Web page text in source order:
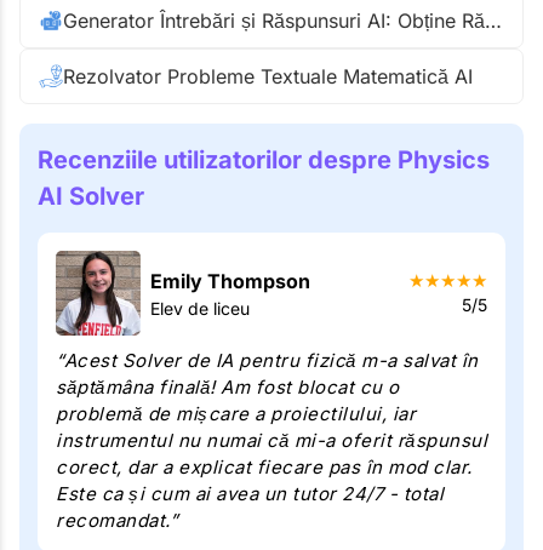
Generator Întrebări și Răspunsuri AI: Obține Răspunsuri Instant
Rezolvator Probleme Textuale Matematică AI
Recenziile utilizatorilor despre Physics
AI Solver
Emily Thompson
Elev de liceu
★★★★★
5/5
“Acest Solver de IA pentru fizică m-a salvat în
săptămâna finală! Am fost blocat cu o
problemă de mișcare a proiectilului, iar
instrumentul nu numai că mi-a oferit răspunsul
corect, dar a explicat fiecare pas în mod clar.
Este ca și cum ai avea un tutor 24/7 - total
recomandat.”